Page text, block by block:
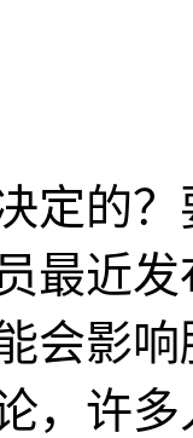
的？
最近
会影
，许